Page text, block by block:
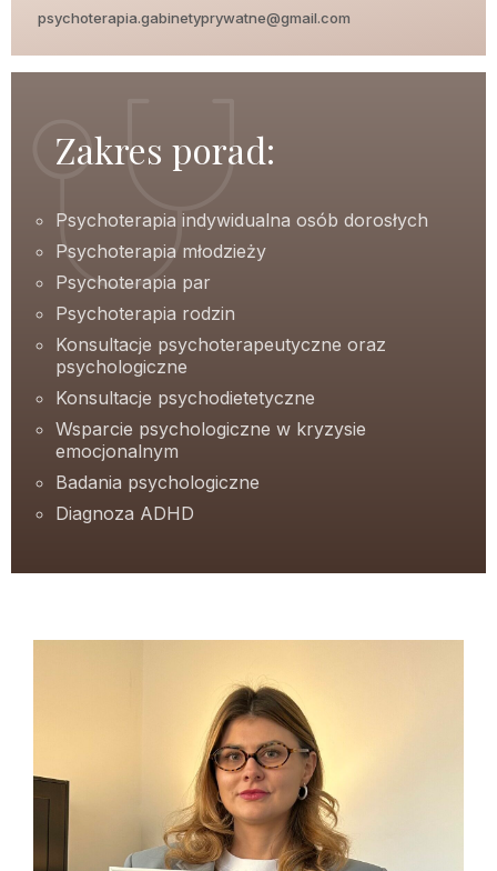
psychoterapia.gabinetyprywatne@gmail.com
Zakres porad:
Psychoterapia indywidualna osób dorosłych
Psychoterapia młodzieży
Psychoterapia par
Psychoterapia rodzin
Konsultacje psychoterapeutyczne oraz
psychologiczne
Konsultacje psychodietetyczne
Wsparcie psychologiczne w kryzysie
emocjonalnym
Badania psychologiczne
Diagnoza ADHD